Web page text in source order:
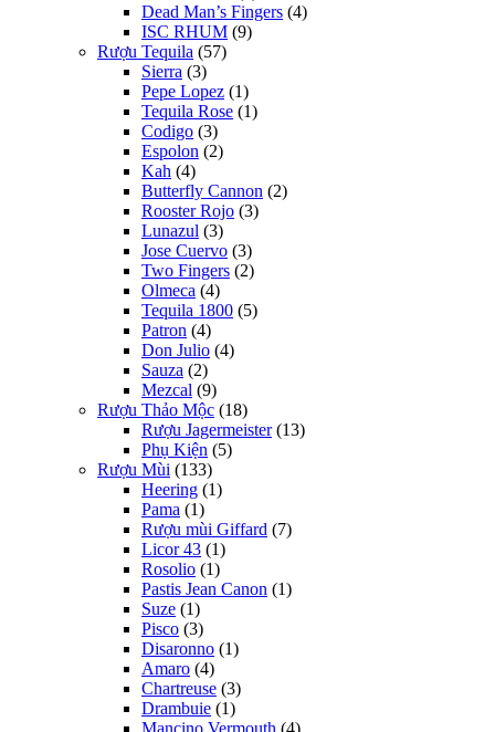
Dead Man’s Fingers (4)
ISC RHUM (9)
Rượu Tequila (57)
Sierra (3)
Pepe Lopez (1)
Tequila Rose (1)
Codigo (3)
Espolon (2)
Kah (4)
Butterfly Cannon (2)
Rooster Rojo (3)
Lunazul (3)
Jose Cuervo (3)
Two Fingers (2)
Olmeca (4)
Tequila 1800 (5)
Patron (4)
Don Julio (4)
Sauza (2)
Mezcal (9)
Rượu Thảo Mộc (18)
Rượu Jagermeister (13)
Phụ Kiện (5)
Rượu Mùi (133)
Heering (1)
Pama (1)
Rượu mùi Giffard (7)
Licor 43 (1)
Rosolio (1)
Pastis Jean Canon (1)
Suze (1)
Pisco (3)
Disaronno (1)
Amaro (4)
Chartreuse (3)
Drambuie (1)